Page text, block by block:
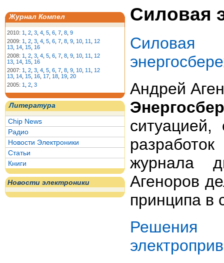
Журнал Компел
2010: 1 2 3 4 5 6 7 8 9
2009: 1 2 3 4 5 6 7 8 9 10 11
12
13 14 15 16
2008: 1 2 3 4 5 6 7 8 9 10 11
12
13 14 15 16
2007: 1 2 3 4 5 6 7 8 9 10 11
12
13 14 15 16 17 18 19 20
2005: 1 2 3
Литература
Chip News
Радио
Новости Электроники
Статьи
Книги
Новости электроники
Силовая
Андрей
ситуацией,
журнала
Агеноров
принципа в
Решения